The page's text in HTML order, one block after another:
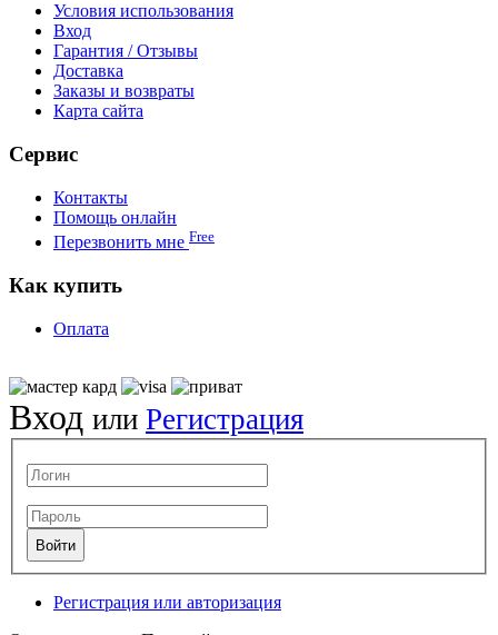
Условия использования
Вход
Гарантия / Отзывы
Доставка
Заказы и возвраты
Карта сайта
Сервис
Контакты
Помощь онлайн
Перезвонить мне Free
Как купить
Оплата
Вход или Регистрация
Регистрация или авторизация